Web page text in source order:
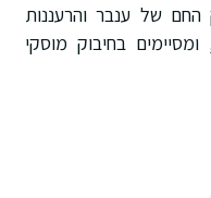
של ענבר והרעננות
בחיבוק מוסקי